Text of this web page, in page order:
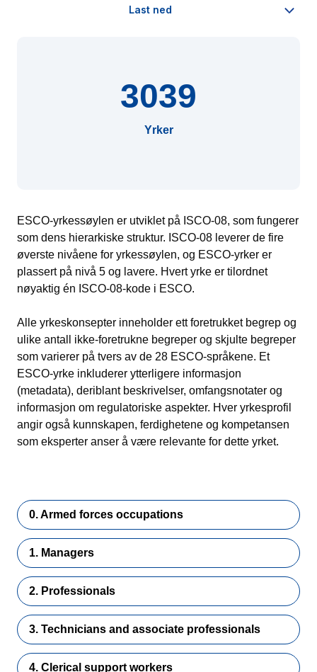
3039
Yrker
ESCO-yrkessøylen er utviklet på ISCO-08, som fungerer
som dens hierarkiske struktur. ISCO-08 leverer de fire
øverste nivåene for yrkessøylen, og ESCO-yrker er
plassert på nivå 5 og lavere. Hvert yrke er tilordnet
nøyaktig én ISCO-08-kode i ESCO.
Alle yrkeskonsepter inneholder ett foretrukket begrep og
ulike antall ikke-foretrukne begreper og skjulte begreper
som varierer på tvers av de 28 ESCO-språkene. Et
ESCO-yrke inkluderer ytterligere informasjon
(metadata), deriblant beskrivelser, omfangsnotater og
informasjon om regulatoriske aspekter. Hver yrkesprofil
angir også kunnskapen, ferdighetene og kompetansen
som eksperter anser å være relevante for dette yrket.
0. Armed forces occupations
1. Managers
2. Professionals
3. Technicians and associate professionals
4. Clerical support workers